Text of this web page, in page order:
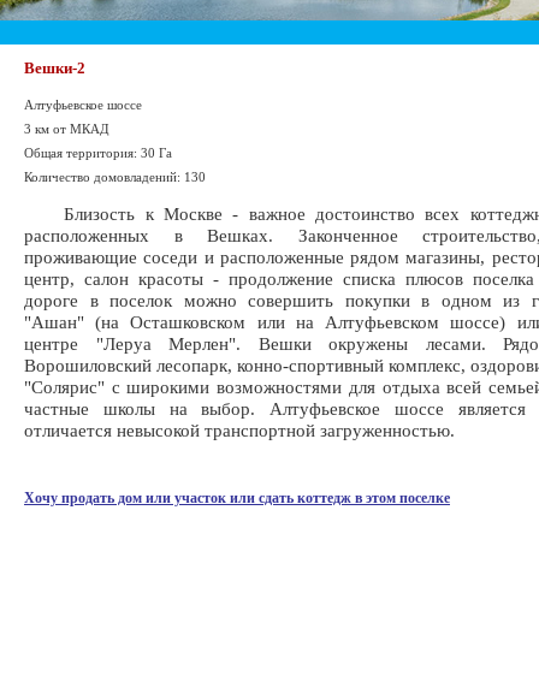
Вешки-2
Алтуфьевское шоссе
3 км от МКАД
Общая территория: 30 Га
Количество домовладений: 130
Близость к Москве - важное достоинство всех
расположенных в Вешках. Законченное
проживающие соседи и расположенные рядом магазины,
центр, салон красоты - продолжение списка плюсов
дороге в поселок можно совершить покупки в одном из
"Ашан" (на Осташковском или на Алтуфьевском шоссе)
центре "Леруа Мерлен". Вешки окружены лесами.
Ворошиловский лесопарк, конно-спортивный комплекс,
"Солярис" с широкими возможностями для отдыха всей
частные школы на выбор. Алтуфьевское шоссе является
отличается невысокой транспортной загруженностью.
Хочу продать дом или участок или сдать коттедж в этом поселке